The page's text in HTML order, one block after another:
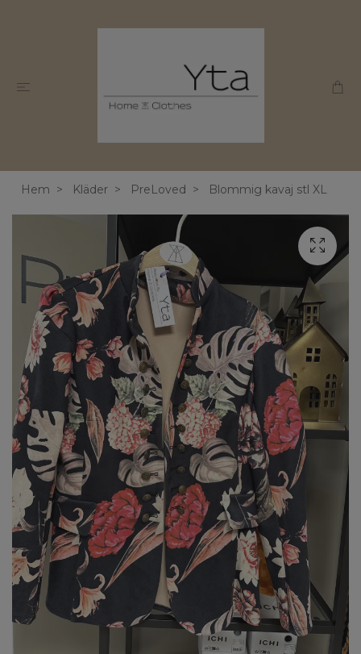
Hem Kläder PreLoved Blommig kavaj stl XL